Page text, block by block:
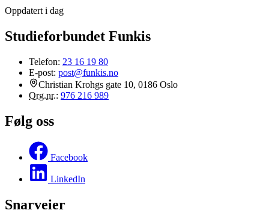
Oppdatert i dag
Studieforbundet Funkis
Telefon: 23 16 19 80
E-post: post@funkis.no
Christian Krohgs gate 10, 0186 Oslo
Org.nr.: 976 216 989
Følg oss
Facebook
LinkedIn
Snarveier